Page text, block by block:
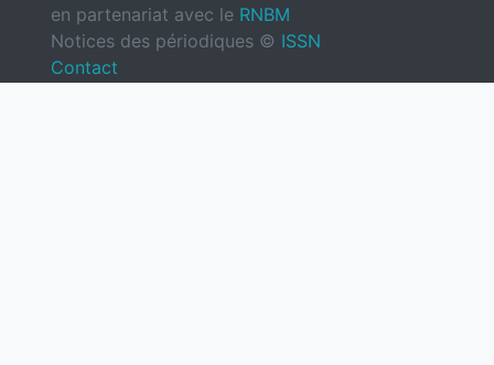
en partenariat avec le RNBM
Notices des périodiques © ISSN
Contact